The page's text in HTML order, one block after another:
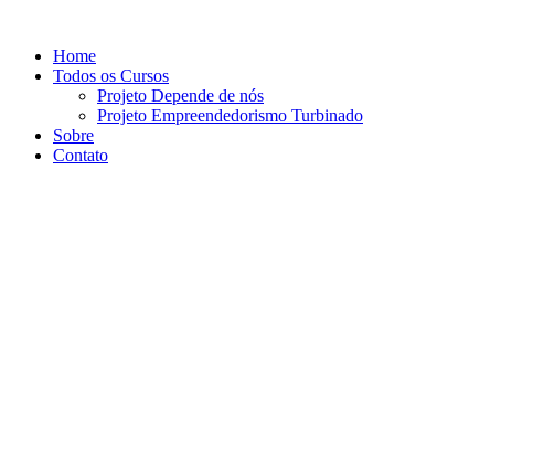
conteúdo
Home
Todos os Cursos
Projeto Depende de nós
Projeto Empreendedorismo Turbinado
Sobre
Contato